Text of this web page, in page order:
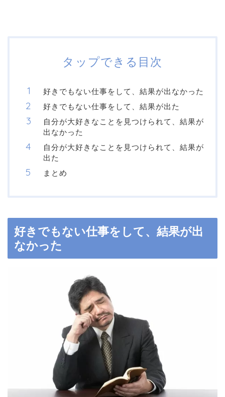
タップできる目次
好きでもない仕事をして、結果が出なかった
好きでもない仕事をして、結果が出た
自分が大好きなことを見つけられて、結果が
出なかった
自分が大好きなことを見つけられて、結果が
出た
まとめ
好きでもない仕事をして、結果が出
なかった